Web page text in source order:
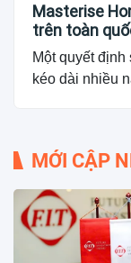
Masterise
trên toàn
Một quyết
kéo dài nhiều
MỚI CẬP